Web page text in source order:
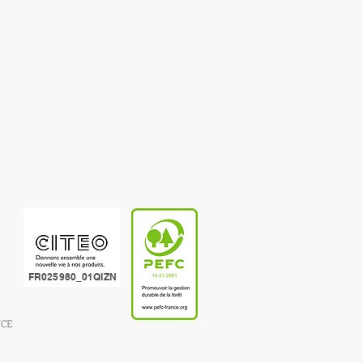
FR025980_01QIZN